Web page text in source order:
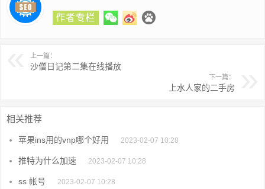
上一篇：
沙僧日记第二集在线播放
下一篇：
上水人家的二手房
相关推荐
苹果ins用的vnp哪个好用 2023-02-07 10:28
推特为什么加速 2023-02-07 10:28
ss 帐号 2023-02-07 10:28